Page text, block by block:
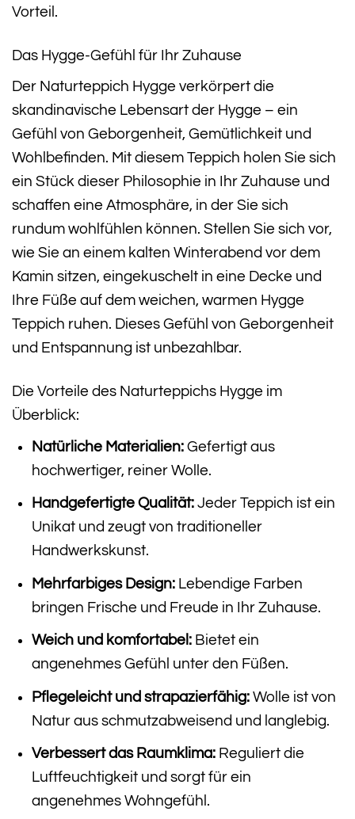
Vorteil.
Das Hygge-Gefühl für Ihr Zuhause
Der Naturteppich Hygge verkörpert die
skandinavische Lebensart der Hygge – ein
Gefühl von Geborgenheit, Gemütlichkeit und
Wohlbefinden. Mit diesem Teppich holen Sie sich
ein Stück dieser Philosophie in Ihr Zuhause und
schaffen eine Atmosphäre, in der Sie sich
rundum wohlfühlen können. Stellen Sie sich vor,
wie Sie an einem kalten Winterabend vor dem
Kamin sitzen, eingekuschelt in eine Decke und
Ihre Füße auf dem weichen, warmen Hygge
Teppich ruhen. Dieses Gefühl von Geborgenheit
und Entspannung ist unbezahlbar.
Die Vorteile des Naturteppichs Hygge im
Überblick:
Natürliche Materialien:Gefertigt aus
hochwertiger, reiner Wolle.
Handgefertigte Qualität:Jeder Teppich ist ein
Unikat und zeugt von traditioneller
Handwerkskunst.
Mehrfarbiges Design:Lebendige Farben
bringen Frische und Freude in Ihr Zuhause.
Weich und komfortabel:Bietet ein
angenehmes Gefühl unter den Füßen.
Pflegeleicht und strapazierfähig:Wolle ist von
Natur aus schmutzabweisend und langlebig.
Verbessert das Raumklima:Reguliert die
Luftfeuchtigkeit und sorgt für ein
angenehmes Wohngefühl.